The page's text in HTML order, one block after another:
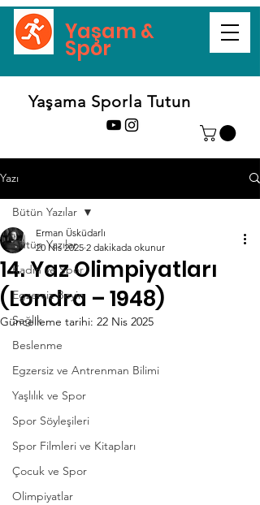
Yaşam &
Spor
Yaşama Sporla Tutun
Yazı
Bütün Yazılar
Kadın ve Spor
Egzersiz Beyin
Sağlık
Beslenme
Egzersiz ve Antrenman Bilimi
Yaşlılık ve Spor
Spor Söyleşileri
Spor Filmleri ve Kitapları
Çocuk ve Spor
Olimpiyatlar
Bütün Yazılar
14. Yaz Olimpiyatları
(Londra – 1948)
Erman Üsküdarlı
20 Nis 2025 2 dakikada okunur
Güncelleme tarihi: 22 Nis 2025